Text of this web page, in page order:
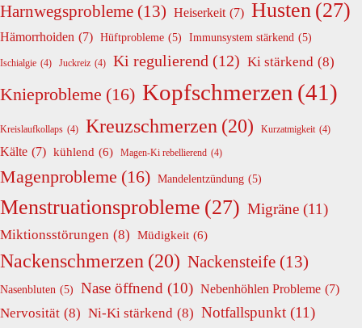
Harnwegsprobleme (13) Heiserkeit (7) Husten (27)
Hämorrhoiden (7) Hüftprobleme (5) Immunsystem stärkend (5)
Ischialgie (4) Juckreiz (4) Ki regulierend (12) Ki stärkend (8)
Knieprobleme (16) Kopfschmerzen (41)
Kreislaufkollaps (4) Kreuzschmerzen (20) Kurzatmigkeit (4)
Kälte (7) kühlend (6) Magen-Ki rebellierend (4)
Magenprobleme (16) Mandelentzündung (5)
Menstruationsprobleme (27) Migräne (11)
Miktionsstörungen (8) Müdigkeit (6)
Nackenschmerzen (20) Nackensteife (13)
Nasenbluten (5) Nase öffnend (10) Nebenhöhlen Probleme (7)
Nervosität (8) Ni-Ki stärkend (8) Notfallspunkt (11)